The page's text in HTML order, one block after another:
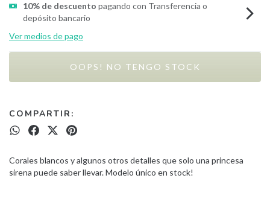
10% de descuento pagando con Transferencia o
depósito bancario
Ver medios de pago
COMPARTIR:
Corales blancos y algunos otros detalles que solo una princesa
sirena puede saber llevar. Modelo único en stock!